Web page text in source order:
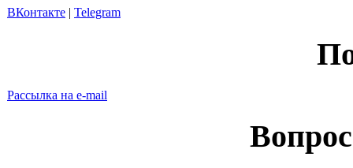
ВКонтакте | Telegram
Рассылка на e-mail